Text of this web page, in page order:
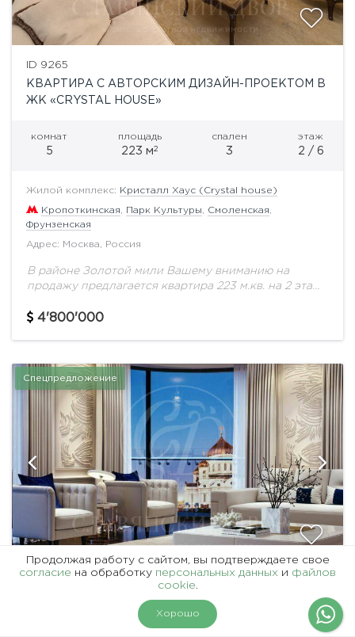
На карте
ID 9265
КВАРТИРА С АВТОРСКИМ ДИЗАЙН-ПРОЕКТОМ В
ЖК «CRYSTAL HOUSE»
комнат
5
площадь
223 м2
спален
3
этаж
2 / 6
Жилой комплекс: Кристалл Хаус (Crystal house)
Кропоткинская, Парк Культуры, Смоленская,
Фрунзенская
Адрес: Москва, Россия
В районе Золотой мили Вашему вниманию на
продажу предлагается квартира 223 м.кв. на 2 этаже
прихожая с гардеробной комнатой, гостевой сан....
4'800'000
Спецпредложение
АРИСТОКРАТИЧНЫЙ КЛУБНЫЙ ДОМ НА
ПРЕЧИСТЕНСКОЙ НАБЕРЕЖНОЙ
Продолжая работу с сайтом, вы подтверждаете свое
согласие на обработку персональных данных и файлов
cookie.
Хорошо